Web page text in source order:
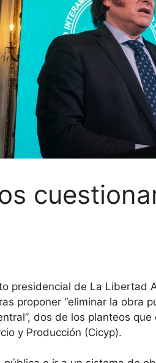
presidencial de La Libertad
proponer “eliminar la obra
dos de los planteos
y Producción (Cicyp).